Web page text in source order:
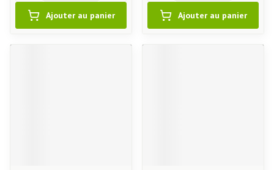
Ajouter au panier Ajouter au panier